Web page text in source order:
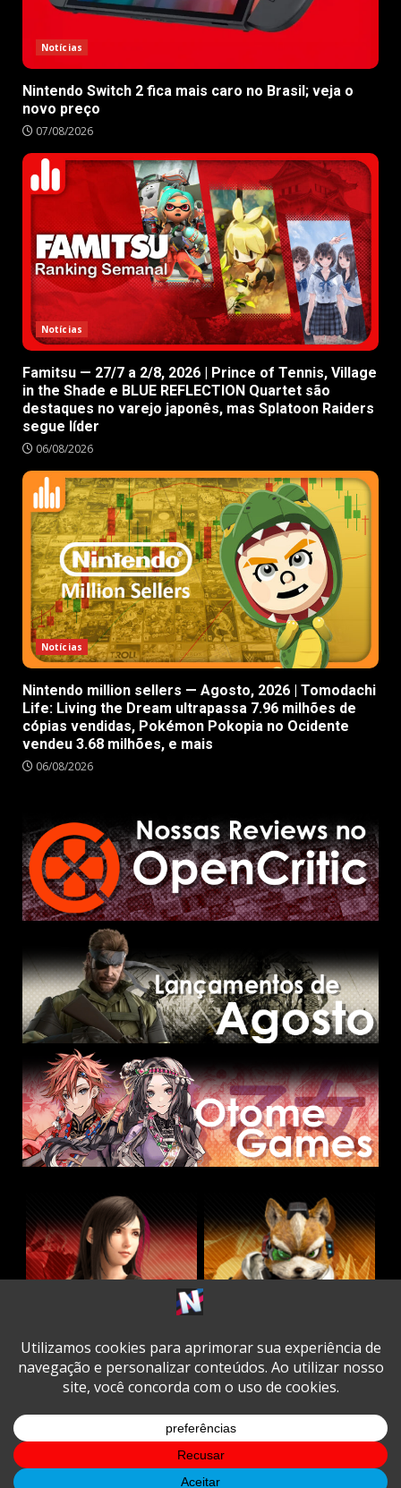
Notícias
Nintendo Switch 2 fica mais caro no Brasil; veja o
novo preço
07/08/2026
Notícias
Famitsu — 27/7 a 2/8, 2026 | Prince of Tennis, Village
in the Shade e BLUE REFLECTION Quartet são
destaques no varejo japonês, mas Splatoon Raiders
segue líder
06/08/2026
Notícias
Nintendo million sellers — Agosto, 2026 | Tomodachi
Life: Living the Dream ultrapassa 7.96 milhões de
cópias vendidas, Pokémon Pokopia no Ocidente
vendeu 3.68 milhões, e mais
06/08/2026
TwitterFacebook
Instagram
YoutubeSpotifyCookie
Policy
Copyright © All rights reserved.